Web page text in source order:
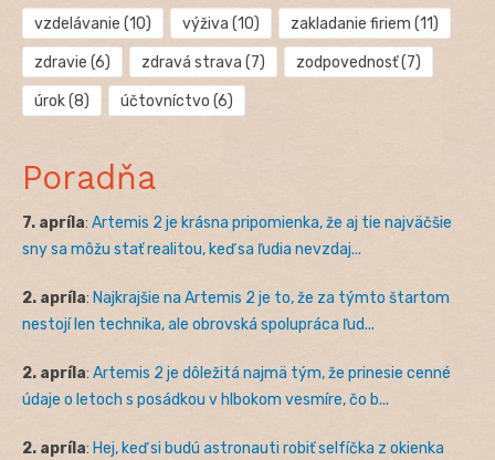
vzdelávanie (10) výživa (10) zakladanie firiem (11)
zdravie (6) zdravá strava (7) zodpovednosť(7)
úrok(8) účtovníctvo (6)
Poradňa
7. apríla: Artemis 2 je krásna pripomienka, že aj tie najväčšie
sny sa môžu stať realitou, keď sa ľudia nevzdaj...
2. apríla: Najkrajšie na Artemis 2 je to, že za týmto štartom
nestojí len technika, ale obrovská spolupráca ľud...
2. apríla: Artemis 2 je dôležitá najmä tým, že prinesie cenné
údaje o letoch s posádkou v hlbokom vesmíre, čo b...
2. apríla: Hej, keď si budú astronauti robiť selfíčka z okienka